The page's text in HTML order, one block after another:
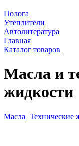
Полога
Утеплители
Автолитература
Главная
Каталог товаров
Масла и
жидкости
Масла Технические